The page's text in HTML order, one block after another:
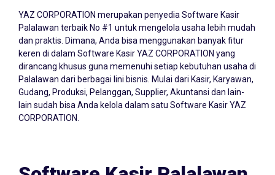
YAZ CORPORATION merupakan penyedia Software Kasir
Palalawan terbaik No #1 untuk mengelola usaha lebih mudah
dan praktis. Dimana, Anda bisa menggunakan banyak fitur
keren di dalam Software Kasir YAZ CORPORATION yang
dirancang khusus guna memenuhi setiap kebutuhan usaha di
Palalawan dari berbagai lini bisnis. Mulai dari Kasir, Karyawan,
Gudang, Produksi, Pelanggan, Supplier, Akuntansi dan lain-
lain sudah bisa Anda kelola dalam satu Software Kasir YAZ
CORPORATION.